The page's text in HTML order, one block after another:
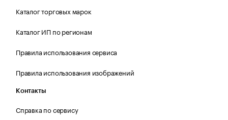
Каталог торговых марок
Каталог ИП по регионам
Правила использования сервиса
Правила использования изображений
Контакты
Справка по сервису